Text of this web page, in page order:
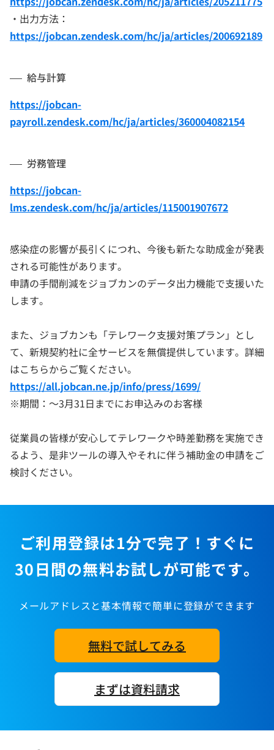
・出力方法：
https://jobcan.zendesk.com/hc/ja/articles/200692189
給与計算
https://jobcan-
payroll.zendesk.com/hc/ja/articles/360004082154
労務管理
https://jobcan-
lms.zendesk.com/hc/ja/articles/115001907672
感染症の影響が長引くにつれ、今後も新たな助成金が発表
される可能性があります。
申請の手間削減をジョブカンのデータ出力機能で支援いた
します。
また、ジョブカンも「テレワーク支援対策プラン」とし
て、新規契約社に全サービスを無償提供しています。詳細
はこちらからご覧ください。
https://all.jobcan.ne.jp/info/press/1699/
※期間：～3月31日までにお申込みのお客様
従業員の皆様が安心してテレワークや時差勤務を実施でき
るよう、是非ツールの導入やそれに伴う補助金の申請をご
検討ください。
ご利用登録は1分で完了！すぐに
30日間の無料お試しが可能です。
メールアドレスと基本情報で簡単に登録ができます
無料で試してみる
まずは資料請求